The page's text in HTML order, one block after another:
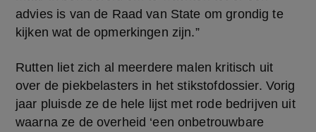
advies is van de Raad van State om grondig te
kijken wat de opmerkingen zijn.”
Rutten liet zich al meerdere malen kritisch uit
over de piekbelasters in het stikstofdossier. Vorig
jaar pluisde ze de hele lijst met rode bedrijven uit
waarna ze de overheid ‘een onbetrouwbare